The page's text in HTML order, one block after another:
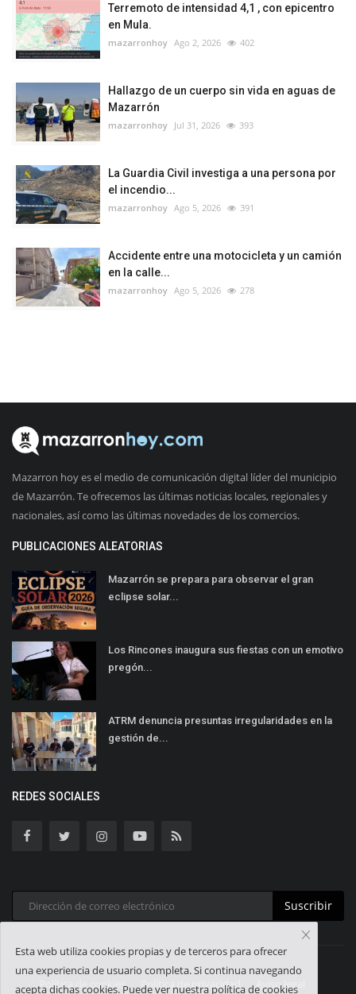
Terremoto de intensidad 4,1 , con epicentro
en Mula.
mazarronhoy Ago 2, 2026 402
Hallazgo de un cuerpo sin vida en aguas de
Mazarrón
mazarronhoy Jul 31, 2026 393
La Guardia Civil investiga a una persona por
el incendio...
mazarronhoy Ago 5, 2026 391
Accidente entre una motocicleta y un camión
en la calle...
mazarronhoy Ago 5, 2026 278
Mazarron hoy es el medio de comunicación digital líder del municipio
de Mazarrón. Te ofrecemos las últimas noticias locales, regionales y
nacionales, así como las últimas novedades de los comercios.
PUBLICACIONES ALEATORIAS
Mazarrón se prepara para observar el gran
eclipse solar...
Los Rincones inaugura sus fiestas con un emotivo
pregón...
ATRM denuncia presuntas irregularidades en la
gestión de...
REDES SOCIALES
Suscribir
Política de cookies Política de privacidad Aviso legal
Esta web utiliza cookies propias y de terceros para ofrecer
una experiencia de usuario completa. Si continua navegando
acepta dichas cookies. Puede ver nuestra política de cookies